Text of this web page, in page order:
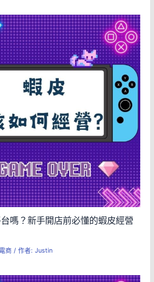
嗎？新手開店前必懂的蝦皮經營
商 / 作者: Justin